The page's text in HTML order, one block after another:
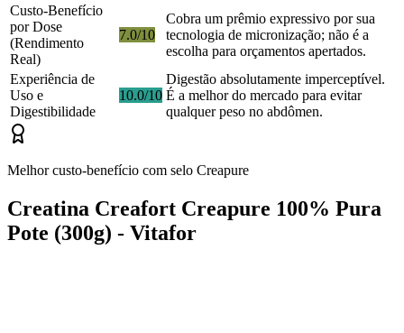
Custo-Benefício
por Dose
(Rendimento
Real)
7.0/10
Cobra um prêmio expressivo por sua
tecnologia de micronização; não é a
escolha para orçamentos apertados.
Experiência de
Uso e
Digestibilidade
10.0/10
Digestão absolutamente imperceptível.
É a melhor do mercado para evitar
qualquer peso no abdômen.
Melhor custo-benefício com selo Creapure
Creatina Creafort Creapure 100% Pura
Pote (300g) - Vitafor